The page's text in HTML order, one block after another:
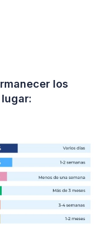
los